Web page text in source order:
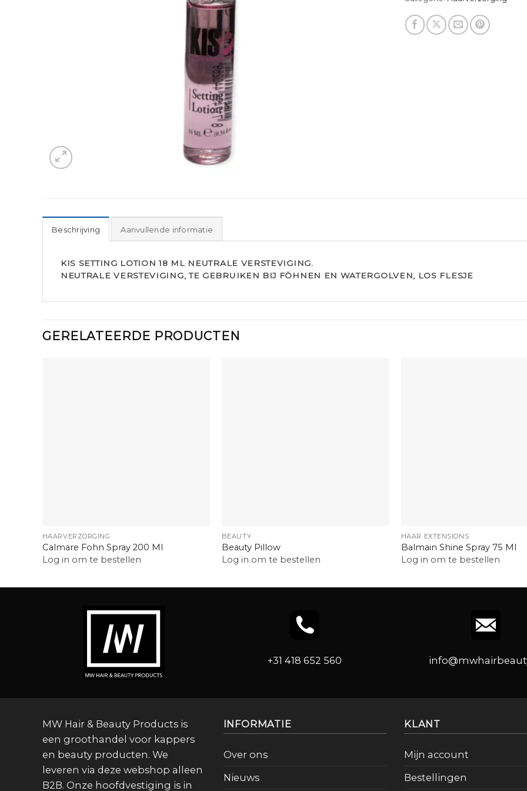
Beschrijving Aanvullende informatie
KIS SETTING LOTION 18 ML NEUTRALE VERSTEVIGING.
NEUTRALE VERSTEVIGING, TE GEBRUIKEN BIJ FÖHNEN EN WATERGOLVEN, LOS FLESJE
GERELATEERDE PRODUCTEN
HAARVERZORGING
Calmare Fohn Spray 200 Ml
Log in om te bestellen
BEAUTY
Beauty Pillow
Log in om te bestellen
HAAR EXTENSIONS
Balmain Shine Spray 75 Ml
Log in om te bestellen
+31 418 652 560
MW Hair & Beauty Products is
een groothandel voor kappers
en beauty producten. We
leveren via deze webshop alleen
B2B. Onze hoofdvestiging is in
INFORMATIE
Over ons
Nieuws
KLANT
Mijn account
Bestellingen